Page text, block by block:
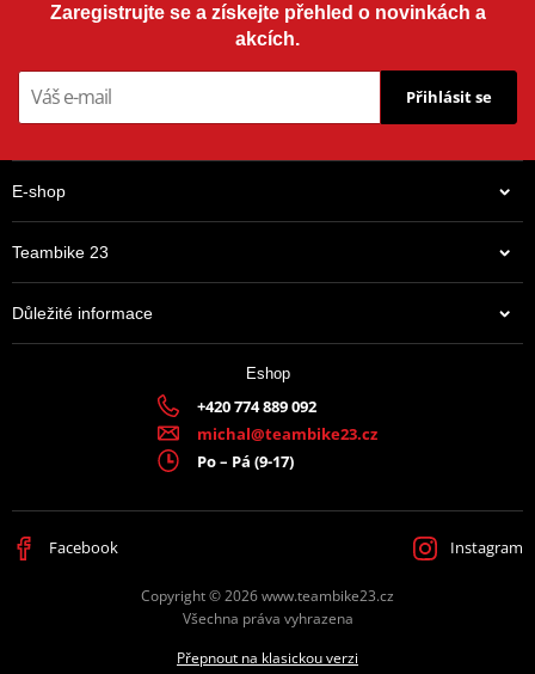
Zaregistrujte se a získejte přehled o novinkách a
akcích.
Přihlásit se
E-shop
Teambike 23
Důležité informace
Eshop
+420 774 889 092
michal@teambike23.cz
Po – Pá (9-17)
Facebook Instagram
Copyright © 2026 www.teambike23.cz
Všechna práva vyhrazena
Přepnout na klasickou verzi